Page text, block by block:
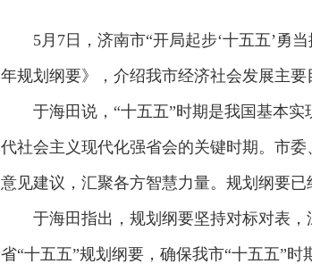
5月7日，济南市“开局起步‘十五五’勇
年规划纲要》，介绍我市经济社会发展主
于海田说，“十五五”时期是我国基本
代社会主义现代化强省会的关键时期。市
意见建议，汇聚各方智慧力量。规划纲要
于海田指出，规划纲要坚持对标对表
省“十五五”规划纲要，确保我市“十五五”